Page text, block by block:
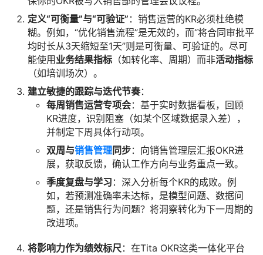
定义“可衡量”与“可验证” ：销售运营的KR必须杜绝模
糊。例如，“优化销售流程”是无效的，而“将合同审批平
均时长从3天缩短至1天”则是可衡量、可验证的。尽可
能使用 业务结果指标 （如转化率、周期）而非活动指标
（如培训场次）。
建立敏捷的跟踪与迭代节奏：
每周销售运营专项会：基于实时数据看板，回顾
KR进度，识别阻塞（如某个区域数据录入差），
并制定下周具体行动项。
双周与销售管理同步：向销售管理层汇报OKR进
展，获取反馈，确认工作方向与业务重点一致。
季度复盘与学习 ：深入分析每个KR的成败。例
如，若预测准确率未达标，是模型问题、数据问
题，还是销售行为问题？将洞察转化为下一周期的
改进项。
将影响力作为绩效标尺：在Tita OKR这类一体化平台